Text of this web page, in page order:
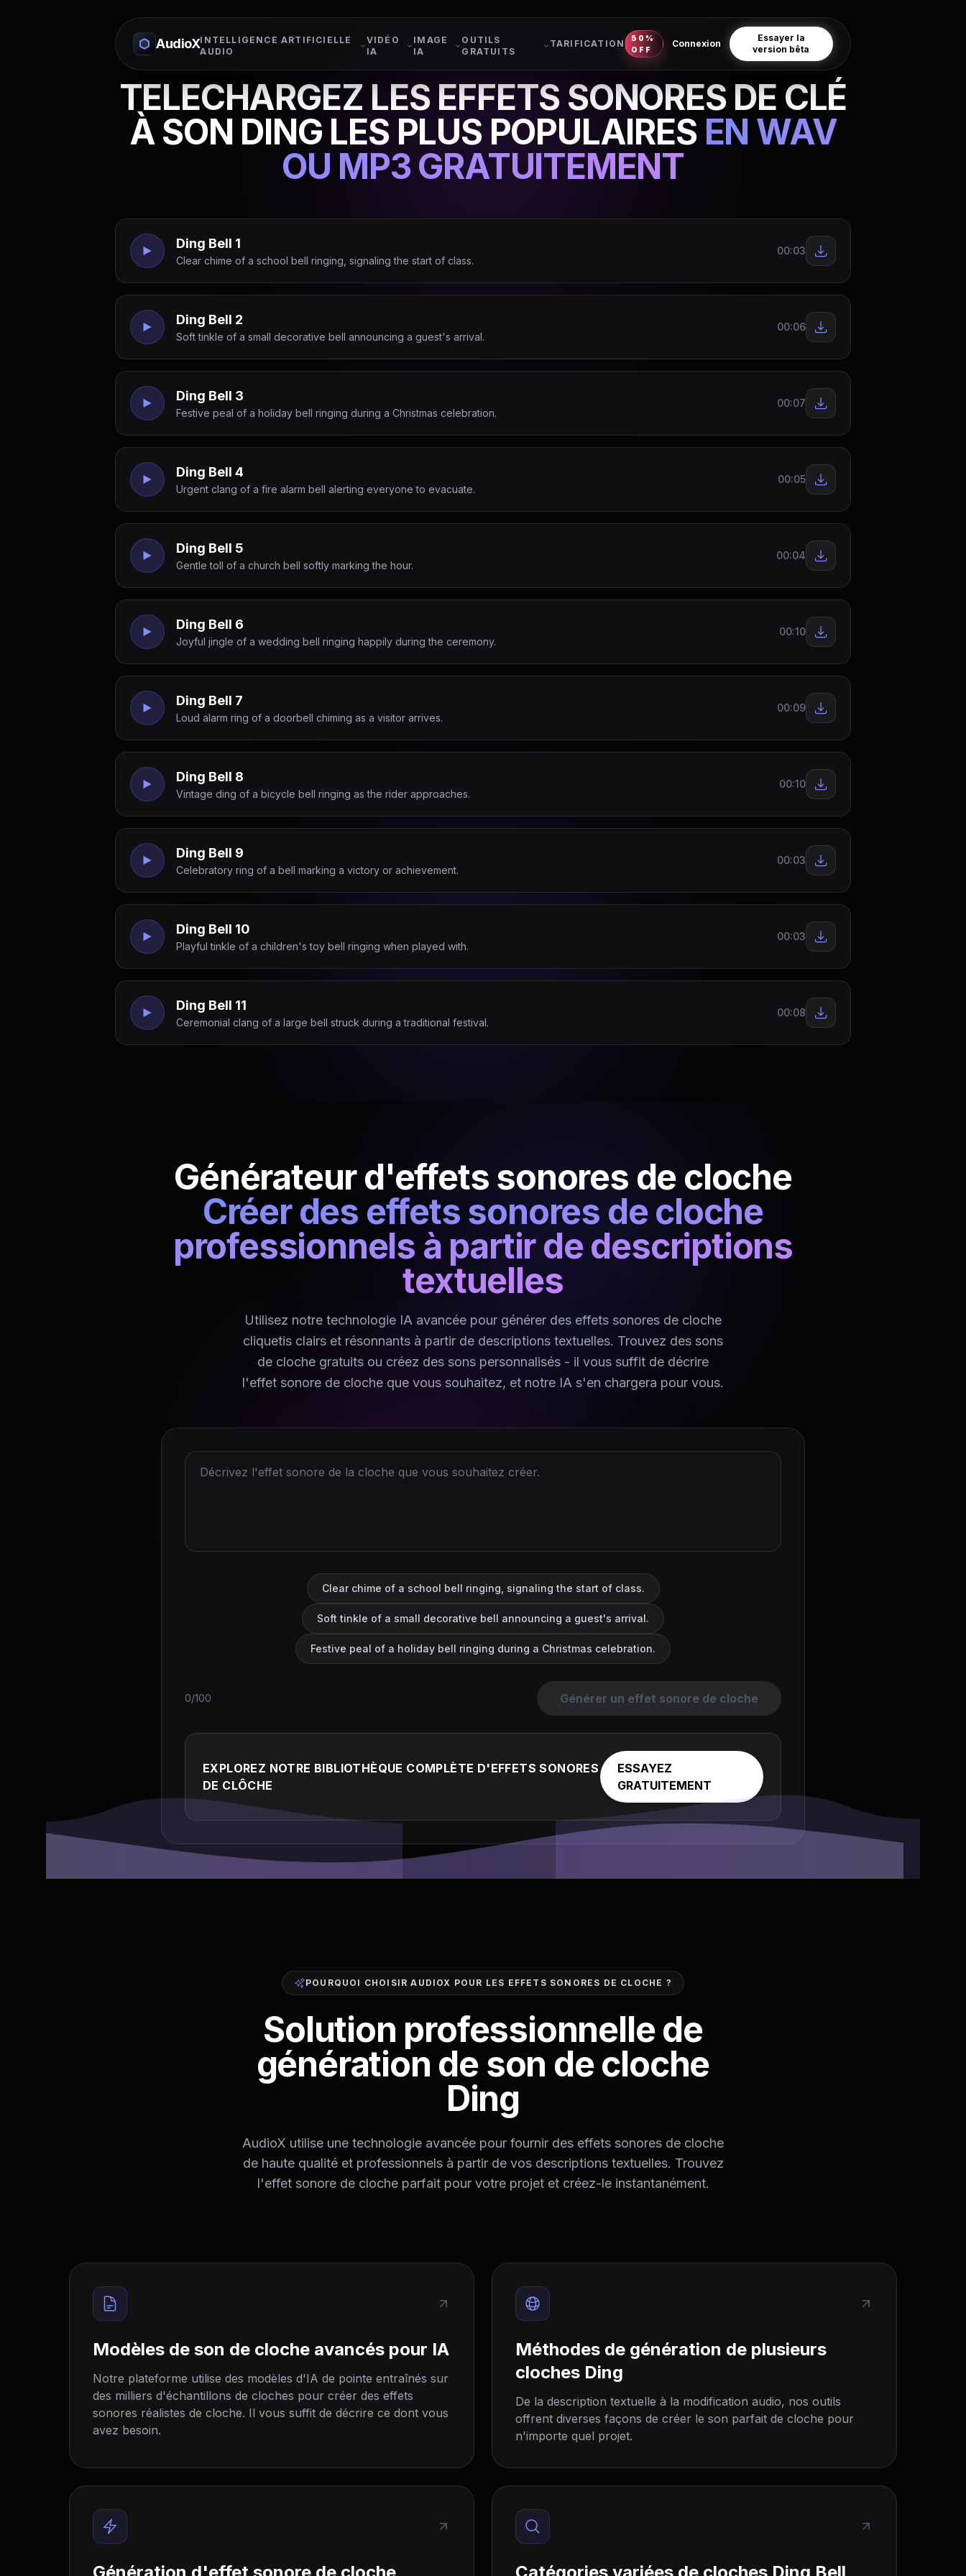
AudioXINTELLIGENCE ARTIFICIELLE
AUDIO
VIDÉO
IA
IMAGE
IA
OUTILS
GRATUITS
TARIFICATION
50%
OFF
Connexion
Essayer la
version bêta
TELECHARGEZ LES EFFETS SONORES DE CLÉ
À SON DING LES PLUS POPULAIRES EN WAV
OU MP3 GRATUITEMENT
Ding Bell 1
Clear chime of a school bell ringing, signaling the start of class.
00:03
Ding Bell 2
Soft tinkle of a small decorative bell announcing a guest's arrival.
00:06
Ding Bell 3
Festive peal of a holiday bell ringing during a Christmas celebration.
00:07
Ding Bell 4
Urgent clang of a fire alarm bell alerting everyone to evacuate.
00:05
Ding Bell 5
Gentle toll of a church bell softly marking the hour.
00:04
Ding Bell 6
Joyful jingle of a wedding bell ringing happily during the ceremony.
00:10
Ding Bell 7
Loud alarm ring of a doorbell chiming as a visitor arrives.
00:09
Ding Bell 8
Vintage ding of a bicycle bell ringing as the rider approaches.
00:10
Ding Bell 9
Celebratory ring of a bell marking a victory or achievement.
00:03
Ding Bell 10
Playful tinkle of a children's toy bell ringing when played with.
00:03
Ding Bell 11
Ceremonial clang of a large bell struck during a traditional festival.
00:08
Générateur d'effets sonores de cloche
Créer des effets sonores de cloche
professionnels à partir de descriptions
textuelles
Utilisez notre technologie IA avancée pour générer des effets sonores de cloche
cliquetis clairs et résonnants à partir de descriptions textuelles. Trouvez des sons
de cloche gratuits ou créez des sons personnalisés - il vous suffit de décrire
l'effet sonore de cloche que vous souhaitez, et notre IA s'en chargera pour vous.
Clear chime of a school bell ringing, signaling the start of class.
Soft tinkle of a small decorative bell announcing a guest's arrival.
Festive peal of a holiday bell ringing during a Christmas celebration.
0/100 Générer un effet sonore de cloche
EXPLOREZ NOTRE BIBLIOTHÈQUE COMPLÈTE D'EFFETS SONORES
DE CLÔCHE
ESSAYEZ
GRATUITEMENT
POURQUOI CHOISIR AUDIOX POUR LES EFFETS SONORES DE CLOCHE ?
Solution professionnelle de
génération de son de cloche
Ding
AudioX utilise une technologie avancée pour fournir des effets sonores de cloche
de haute qualité et professionnels à partir de vos descriptions textuelles. Trouvez
l'effet sonore de cloche parfait pour votre projet et créez-le instantanément.
Modèles de son de cloche avancés pour IA
Notre plateforme utilise des modèles d'IA de pointe entraînés sur
des milliers d'échantillons de cloches pour créer des effets
sonores réalistes de cloche. Il vous suffit de décrire ce dont vous
avez besoin.
Méthodes de génération de plusieurs
cloches Ding
De la description textuelle à la modification audio, nos outils
offrent diverses façons de créer le son parfait de cloche pour
n'importe quel projet.